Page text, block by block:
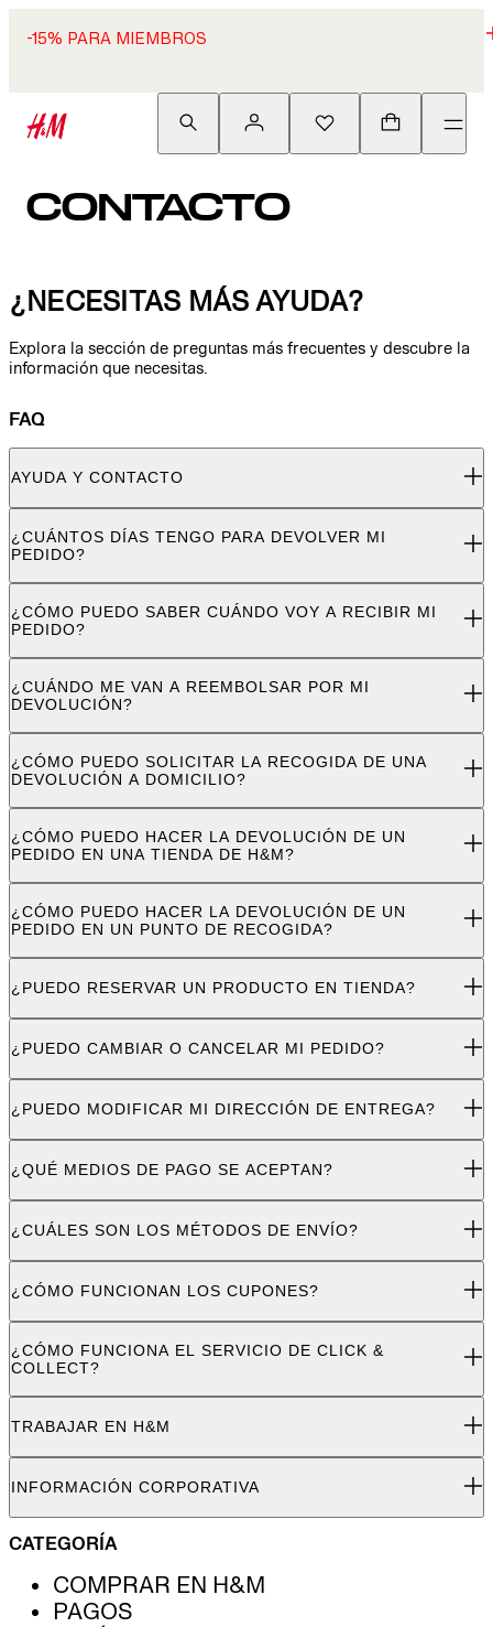
-15% PARA MIEMBROS
CONTACTO
¿NECESITAS MÁS AYUDA?
Explora la sección de preguntas más frecuentes y descubre la
información que necesitas.
FAQ
AYUDA Y CONTACTO
¿CUÁNTOS DÍAS TENGO PARA DEVOLVER MI
PEDIDO?
¿CÓMO PUEDO SABER CUÁNDO VOY A RECIBIR MI
PEDIDO?
¿CUÁNDO ME VAN A REEMBOLSAR POR MI
DEVOLUCIÓN?
¿CÓMO PUEDO SOLICITAR LA RECOGIDA DE UNA
DEVOLUCIÓN A DOMICILIO?
¿CÓMO PUEDO HACER LA DEVOLUCIÓN DE UN
PEDIDO EN UNA TIENDA DE H&M?
¿CÓMO PUEDO HACER LA DEVOLUCIÓN DE UN
PEDIDO EN UN PUNTO DE RECOGIDA?
¿PUEDO RESERVAR UN PRODUCTO EN TIENDA?
¿PUEDO CAMBIAR O CANCELAR MI PEDIDO?
¿PUEDO MODIFICAR MI DIRECCIÓN DE ENTREGA?
¿QUÉ MEDIOS DE PAGO SE ACEPTAN?
¿CUÁLES SON LOS MÉTODOS DE ENVÍO?
¿CÓMO FUNCIONAN LOS CUPONES?
¿CÓMO FUNCIONA EL SERVICIO DE CLICK &
COLLECT?
TRABAJAR EN H&M
INFORMACIÓN CORPORATIVA
CATEGORÍA
COMPRAR EN H&M
PAGOS